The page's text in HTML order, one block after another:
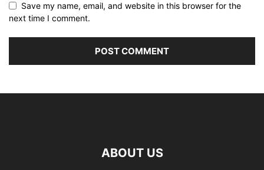
Save my name, email, and website in this browser for the
next time I comment.
ABOUT US